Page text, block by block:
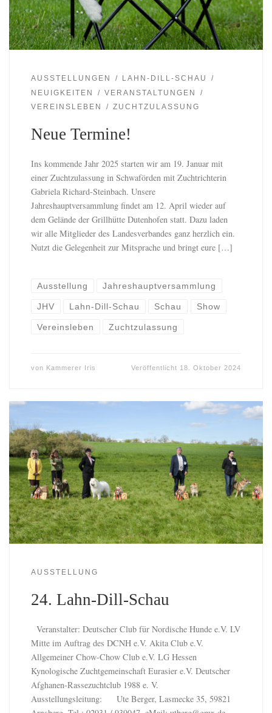
AUSSTELLUNGEN
LAHN-DILL-SCHAU
NEUIGKEITEN
VERANSTALTUNGEN
VEREINSLEBEN
ZUCHTZULASSUNG
Neue Termine!
Ins kommende Jahr 2025 starten wir am 19. Januar mit
einer Zuchtzulassung in Schwaförden mit Zuchtrichterin
Gabriela Richard-Steinbach. Unsere
Jahreshauptversammlung findet am 12. April wieder auf
dem Gelände der Grillhütte Dutenhofen statt. Dazu laden
wir alle Mitglieder des Landesverbandes ganz herzlich ein.
Nutzt die Gelegenheit zur Mitsprache und bringt eure […]
Ausstellung Jahreshauptversammlung
JHV Lahn-Dill-Schau Schau Show
Vereinsleben Zuchtzulassung
von Kammerer Iris Veröffentlicht 18. Oktober 2024
AUSSTELLUNG
24. Lahn-Dill-Schau
Veranstalter: Deutscher Club für Nordische Hunde e.V. LV
Mitte im Auftrag des DCNH e.V. Akita Club e.V.
Allgemeiner Chow-Chow Club e.V. LG Hessen
Kynologische Zuchtgemeinschaft Eurasier e.V. Deutscher
Afghanen-Rassezuchtclub 1988 e. V.
Ausstellungsleitung: Ute Berger, Lasmecke 35, 59821